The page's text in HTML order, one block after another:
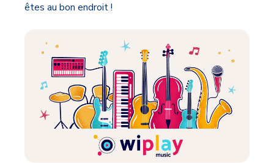
êtes au bon endroit !